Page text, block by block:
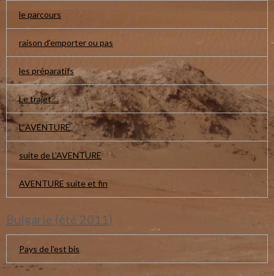
le parcours
raison d'emporter ou pas
les préparatifs
Le trajet....
L AVENTURE
suite de L'AVENTURE
AVENTURE suite et fin
Bulgarie (été 2011)
Pays de l'est bis